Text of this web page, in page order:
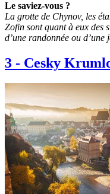
Le saviez-vous ?
La grotte de Chynov, les
Zofin sont quant à eux des
d’une randonnée ou d’une
3 - Cesky